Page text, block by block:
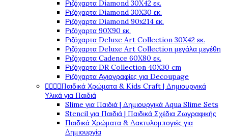
Ριζόχαρτα Diamond 30X42 εκ.
Ριζόχαρτα Diamond 30X30 εκ.
Ριζόχαρτα Diamond 90x214 εκ.
Ριζόχαρτα 90X90 εκ.
Ριζόχαρτα Deluxe Art Collection 30X42 εκ.
Ριζόχαρτα Deluxe Art Collection μεγάλα μεγέθη
Ριζόχαρτα Cadence 60X80 εκ.
Ριζόχαρτα DR Collection 40X30 cm
Ριζόχαρτα Αγιογραφίες για Decoupage
Παιδικά Χρώματα & Kids Craft | Δημιουργικά
Υλικά για Παιδιά
Slime για Παιδιά | Δημιουργικά Aqua Slime Sets
Stencil για Παιδιά | Παιδικά Σχέδια Ζωγραφικής
Παιδικά Χρώματα & Δακτυλομπογιές για
Δημιουργία